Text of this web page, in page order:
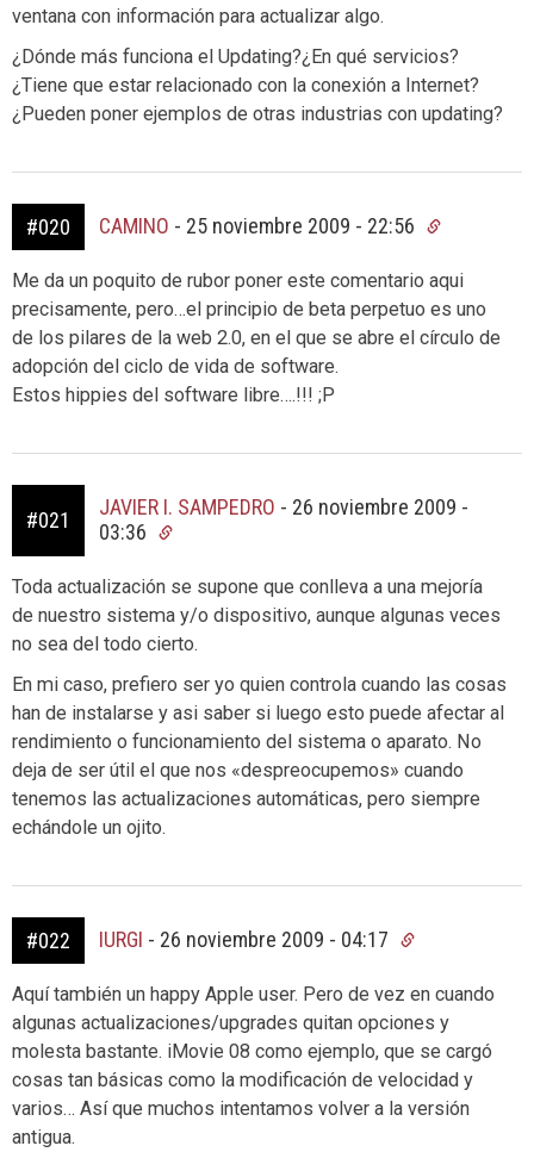
ventana con información para actualizar algo.
¿Dónde más funciona el Updating?¿En qué servicios?
¿Tiene que estar relacionado con la conexión a Internet?
¿Pueden poner ejemplos de otras industrias con updating?
#020 CAMINO - 25 noviembre 2009 - 22:56
Me da un poquito de rubor poner este comentario aqui
precisamente, pero…el principio de beta perpetuo es uno
de los pilares de la web 2.0, en el que se abre el círculo de
adopción del ciclo de vida de software.
Estos hippies del software libre….!!! ;P
#021
JAVIER I. SAMPEDRO - 26 noviembre 2009 -
03:36
Toda actualización se supone que conlleva a una mejoría
de nuestro sistema y/o dispositivo, aunque algunas veces
no sea del todo cierto.
En mi caso, prefiero ser yo quien controla cuando las cosas
han de instalarse y asi saber si luego esto puede afectar al
rendimiento o funcionamiento del sistema o aparato. No
deja de ser útil el que nos «despreocupemos» cuando
tenemos las actualizaciones automáticas, pero siempre
echándole un ojito.
#022 IURGI - 26 noviembre 2009 - 04:17
Aquí también un happy Apple user. Pero de vez en cuando
algunas actualizaciones/upgrades quitan opciones y
molesta bastante. iMovie 08 como ejemplo, que se cargó
cosas tan básicas como la modificación de velocidad y
varios… Así que muchos intentamos volver a la versión
antigua.